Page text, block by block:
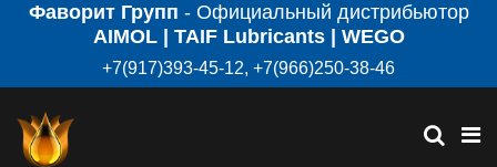
Фаворит Групп - Официальный дистрибьютор
AIMOL | TAIF Lubricants | WEGO
+7(917)393-45-12, +7(966)250-38-46